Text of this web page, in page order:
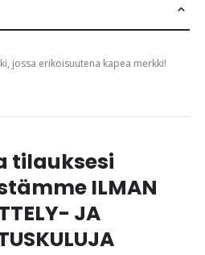
jossa erikoisuutena kapea merkki!
tilauksesi
ILMAN
JA